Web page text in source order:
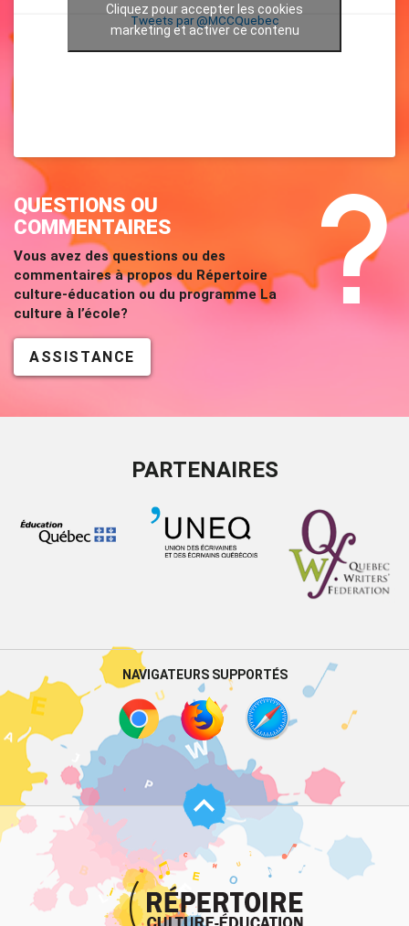
Tweets par @MCCQuebec
Cliquez pour accepter les cookies
marketing et activer ce contenu
QUESTIONS OU
COMMENTAIRES
Vous avez des questions ou des
commentaires à propos du Répertoire
culture-éducation ou du programme La
culture à l’école?
ASSISTANCE
PARTENAIRES
NAVIGATEURS SUPPORTÉS
de
page